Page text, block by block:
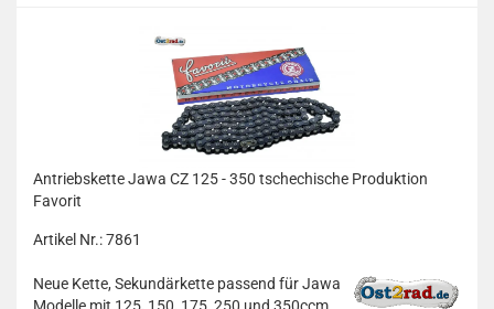
Antriebskette Jawa CZ 125 - 350 tschechische Produktion
Favorit
Artikel Nr.: 7861
Neue Kette, Sekundärkette passend für Jawa